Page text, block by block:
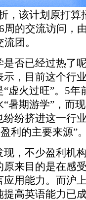
，该计划原打
周的交流访问，
团。
已经过热了呢
示，目前这个行
虚火过旺”。5
暑期游学”，而
纷挤进这一行
利的主要来源”
不少盈利机构
原来目的是在感
应用能力。而沪
提高英语能力已